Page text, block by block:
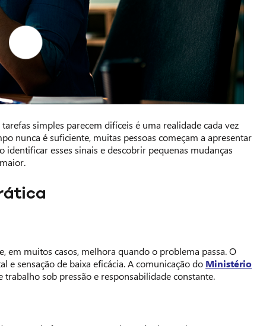
simples parecem difíceis é uma realidade cada vez
nunca é suficiente, muitas pessoas começam a apresentar
esses sinais e descobrir pequenas mudanças
em muitos casos, melhora quando o problema passa. O
sensação de baixa eficácia. A comunicação do Ministério
sob pressão e responsabilidade constante.